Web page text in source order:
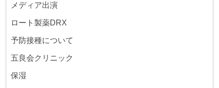
メディア出演
ロート製薬DRX
予防接種について
五良会クリニック
保湿